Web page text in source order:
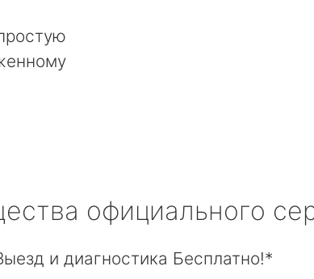
официального
и диагностика Бесплатно!*